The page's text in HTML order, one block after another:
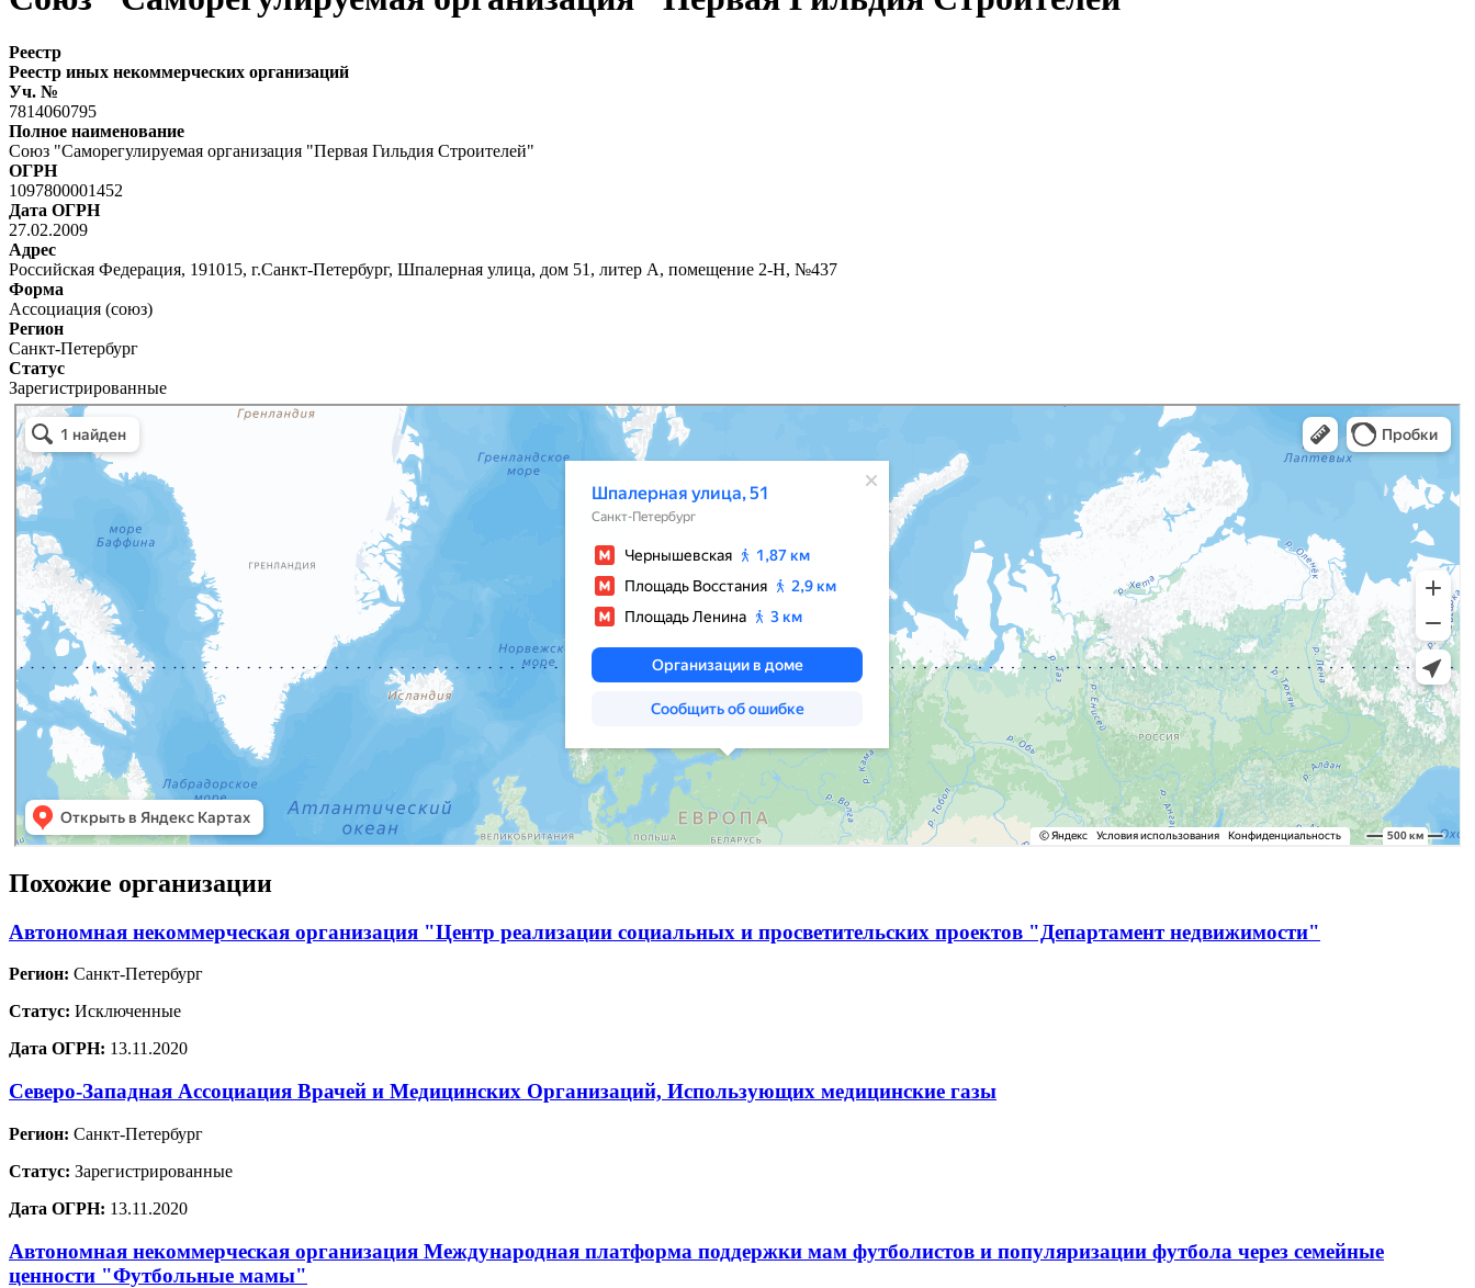
Реестр
Реестр иных некоммерческих организаций
Уч. №
7814060795
Полное наименование
Союз "Саморегулируемая организация "Первая Гильдия Строителей"
ОГРН
1097800001452
Дата ОГРН
27.02.2009
Адрес
Российская Федерация, 191015, г.Санкт-Петербург, Шпалерная улица, дом 51, литер А, помещение 2-Н, №437
Форма
Ассоциация (союз)
Регион
Санкт-Петербург
Статус
Зарегистрированные
Похожие организации
Автономная некоммерческая организация "Центр реализации социальных и просветительских проектов "Департамент недвижимости"
Регион: Санкт-Петербург
Статус: Исключенные
Дата ОГРН: 13.11.2020
Северо-Западная Ассоциация Врачей и Медицинских Организаций, Использующих медицинские газы
Регион: Санкт-Петербург
Статус: Зарегистрированные
Дата ОГРН: 13.11.2020
Автономная некоммерческая организация Международная платформа поддержки мам футболистов и популяризации футбола через семейные
ценности "Футбольные мамы"